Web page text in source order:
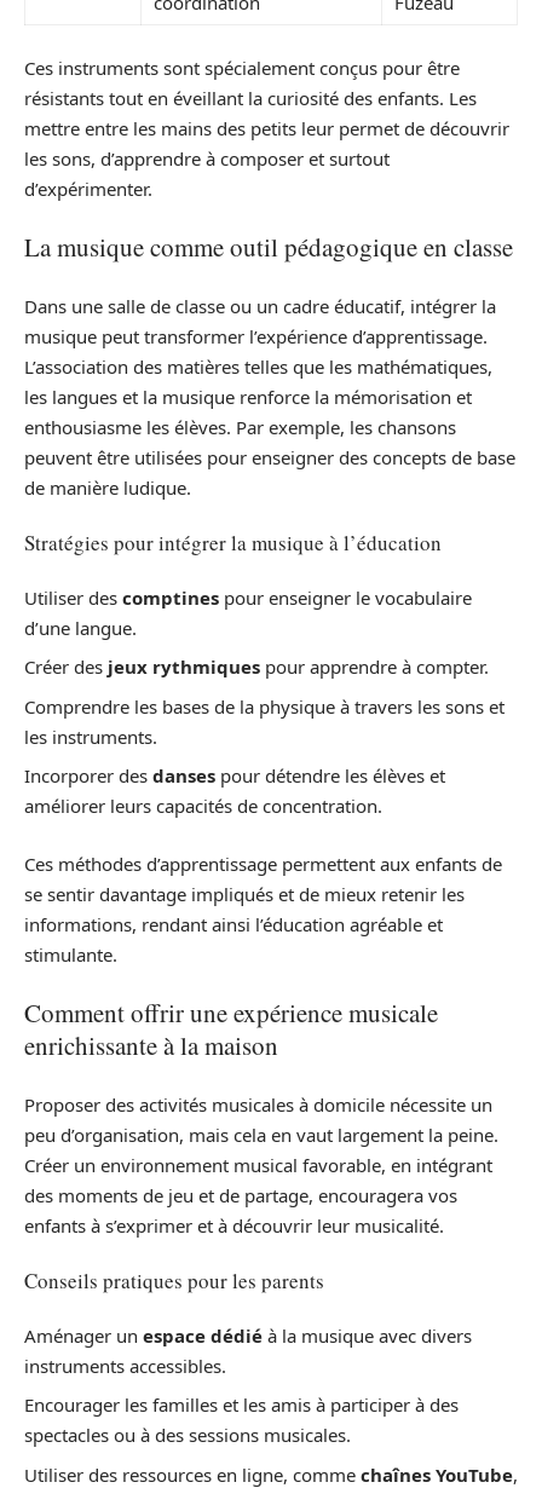
Ces instruments sont spécialement conçus pour être
résistants tout en éveillant la curiosité des enfants. Les
mettre entre les mains des petits leur permet de découvrir
les sons, d’apprendre à composer et surtout
d’expérimenter.
La musique comme outil pédagogique en classe
Dans une salle de classe ou un cadre éducatif, intégrer la
musique peut transformer l’expérience d’apprentissage.
L’association des matières telles que les mathématiques,
les langues et la musique renforce la mémorisation et
enthousiasme les élèves. Par exemple, les chansons
peuvent être utilisées pour enseigner des concepts de base
de manière ludique.
Stratégies pour intégrer la musique à l’éducation
Utiliser des comptines pour enseigner le vocabulaire
d’une langue.
Créer des jeux rythmiques pour apprendre à compter.
Comprendre les bases de la physique à travers les sons et
les instruments.
Incorporer des danses pour détendre les élèves et
améliorer leurs capacités de concentration.
Ces méthodes d’apprentissage permettent aux enfants de
se sentir davantage impliqués et de mieux retenir les
informations, rendant ainsi l’éducation agréable et
stimulante.
Comment offrir une expérience musicale
enrichissante à la maison
Proposer des activités musicales à domicile nécessite un
peu d’organisation, mais cela en vaut largement la peine.
Créer un environnement musical favorable, en intégrant
des moments de jeu et de partage, encouragera vos
enfants à s’exprimer et à découvrir leur musicalité.
Conseils pratiques pour les parents
Aménager un espace dédié à la musique avec divers
instruments accessibles.
Encourager les familles et les amis à participer à des
spectacles ou à des sessions musicales.
Utiliser des ressources en ligne, comme chaînes YouTube,